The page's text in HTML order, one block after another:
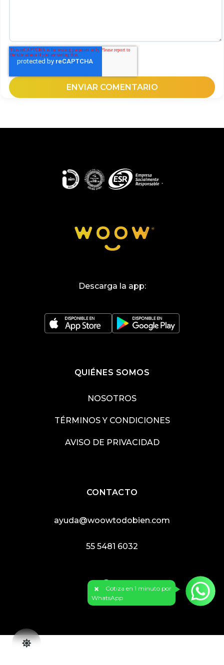
Descarga la app:
QUIÉNES SOMOS
NOSOTROS
TÉRMINOS Y CONDICIONES
AVISO DE PRIVACIDAD
CONTACTO
ayuda@woowtodobien.com
55 5481 6032
×
Cotiza en 1 minuto por
WhatsApp